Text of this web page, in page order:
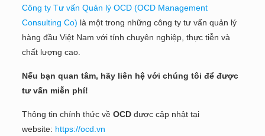
Công ty Tư vấn Quản lý OCD (OCD Management
Consulting Co) là một trong những công ty tư vấn quản lý
hàng đầu Việt Nam với tính chuyên nghiệp, thực tiễn và
chất lượng cao.
Nếu bạn quan tâm, hãy liên hệ với chúng tôi để được
tư vấn miễn phí!
Thông tin chính thức về OCD được cập nhật tại
website: https://ocd.vn